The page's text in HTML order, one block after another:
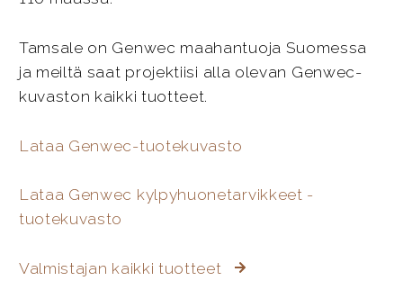
Tamsale on Genwec maahantuoja Suomessa
ja meiltä saat projektiisi alla olevan Genwec-
kuvaston kaikki tuotteet.
Lataa Genwec-tuotekuvasto
Lataa Genwec kylpyhuonetarvikkeet -
tuotekuvasto
Valmistajan kaikki tuotteet